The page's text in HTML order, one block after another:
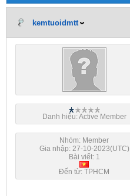
kemtuoidmtt
Danh hiệu: Active Member
Nhóm: Member
Gia nhập: 27-10-2023(UTC)
Bài viết: 1
Đến từ: TPHCM